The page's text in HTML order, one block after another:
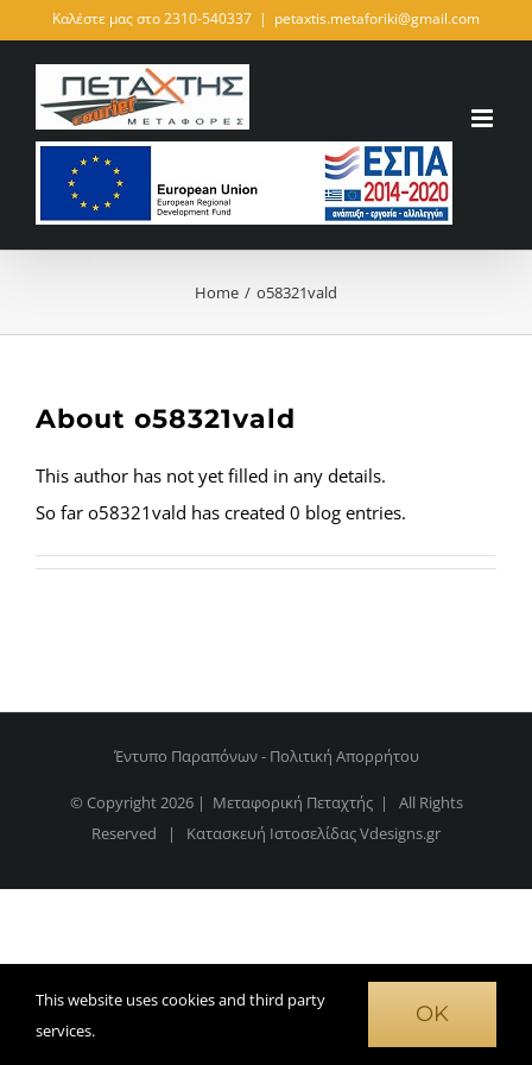
Καλέστε μας στο 2310-540337 | petaxtis.metaforiki@gmail.com
Home o58321vald
About o58321vald
This author has not yet filled in any details.
So far o58321vald has created 0 blog entries.
Έντυπο Παραπόνων- Πολιτική Απορρήτου
© Copyright2026 | Μεταφορική Πεταχτής | All Rights
Reserved | Κατασκευή ΙστοσελίδαςVdesigns.gr
This website uses cookies and third party
services.
OK